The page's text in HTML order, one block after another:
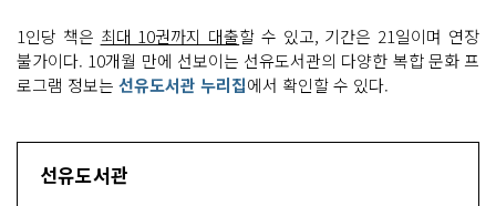
1인당 책은 최대 10권까지 대출할 수 있고, 기간은 21일이며 연장
불가이다. 10개월 만에 선보이는 선유도서관의 다양한 복합 문화 프
로그램 정보는 선유도서관 누리집에서 확인할 수 있다.
선유도서관